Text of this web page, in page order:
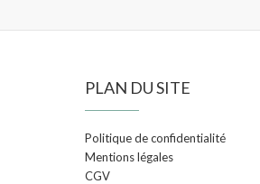
PLAN DU SITE
Politique de confidentialité
Mentions légales
CGV